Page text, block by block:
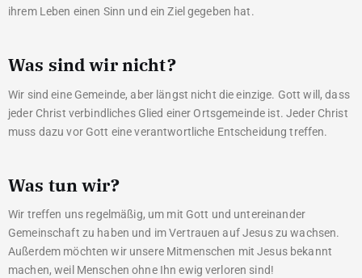
ihrem Leben einen Sinn und ein Ziel gegeben hat.
Was sind wir nicht?
Wir sind eine Gemeinde, aber längst nicht die einzige. Gott will, dass
jeder Christ verbindliches Glied einer Ortsgemeinde ist. Jeder Christ
muss dazu vor Gott eine verantwortliche Entscheidung treffen.
Was tun wir?
Wir treffen uns regelmäßig, um mit Gott und untereinander
Gemeinschaft zu haben und im Vertrauen auf Jesus zu wachsen.
Außerdem möchten wir unsere Mitmenschen mit Jesus bekannt
machen, weil Menschen ohne Ihn ewig verloren sind!